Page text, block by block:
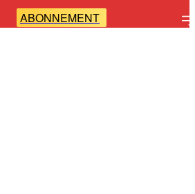
ABONNEMENT